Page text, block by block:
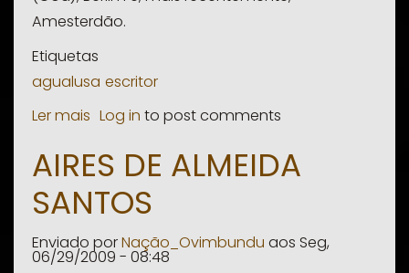
Amesterdão.
Etiquetas
agualusa escritor
Ler mais sobre
Eduardo
Agualusa
Log in to post comments
AIRES DE ALMEIDA
SANTOS
Enviado porNação_Ovimbundu aos Seg,
06/29/2009 - 08:48